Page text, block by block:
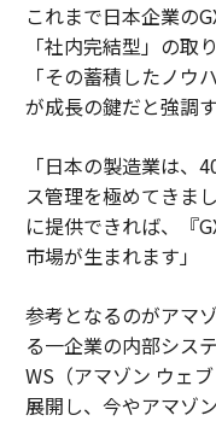
これまで日本企業の
「社内完結型」の取
「その蓄積したノウ
が成長の鍵だと強調す
「日本の製造業は、
ス管理を極めてきま
に提供できれば、『
市場が生まれます」
参考となるのがアマ
る一企業の内部シス
WS（アマゾン ウェ
展開し、今やアマゾ